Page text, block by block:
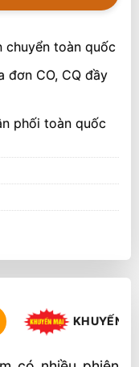
chuyển toàn quốc
đơn CO, CQ đầy
phối toàn quốc
KHUYẾN